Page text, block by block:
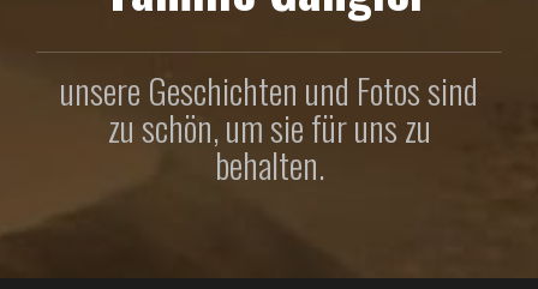
unsere Geschichten und Fotos sind
zu schön, um sie für uns zu
behalten.